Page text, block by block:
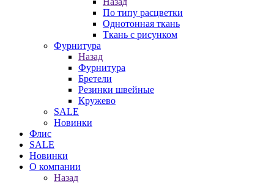
По типу расцветки
Однотонная ткань
Ткань с рисунком
Фурнитура
Назад
Фурнитура
Бретели
Резинки швейные
Кружево
SALE
Новинки
Флис
SALE
Новинки
О компании
Назад